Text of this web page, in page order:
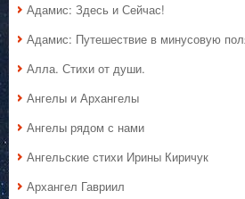
Адамис: Здесь и Сейчас!
Адамис: Путешествие в минусовую
Алла. Стихи от души.
Ангелы и Архангелы
Ангелы рядом с нами
Ангельские стихи Ирины Киричук
Архангел Гавриил